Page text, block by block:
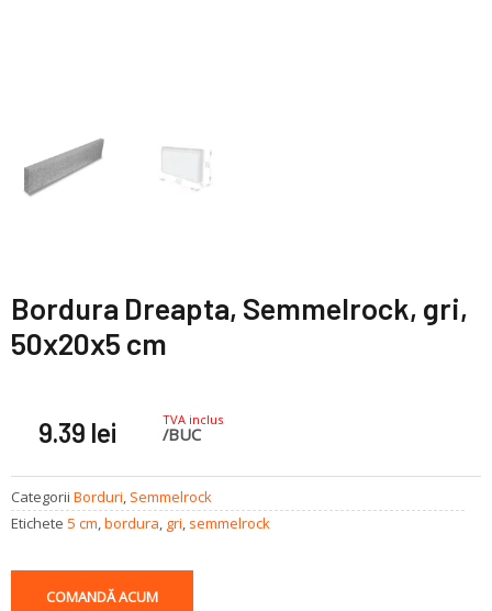
Bordura Dreapta, Semmelrock, gri,
50x20x5 cm
9.39 lei TVA inclus
/BUC
Categorii Borduri, Semmelrock
Etichete 5 cm,bordura, gri, semmelrock
COMANDĂ ACUM